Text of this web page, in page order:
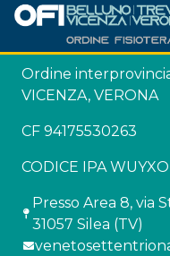
Ordine
VICENZA, VERONA
CF 94175530263
CODICE IPA
Presso Area 8, via
31057 Silea (TV)